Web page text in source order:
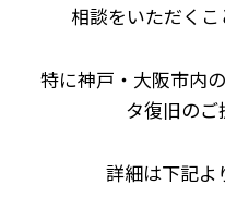
相談をいただくこ
特に神戸・大阪市内
タ復旧のご
詳細は下記よ